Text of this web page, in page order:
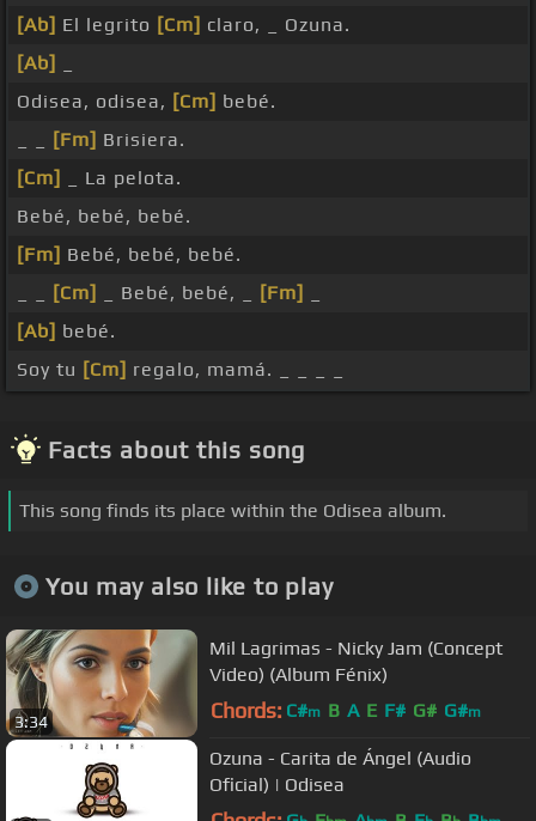
[Ab] El legrito [Cm] claro, _ Ozuna.
[Ab]
Odisea, odisea, [Cm] bebé.
[Fm] Brisiera.
[Cm]
_ La pelota.
Bebé, bebé, bebé.
[Fm] Bebé, bebé, bebé.
[Cm] _ Bebé, bebé, _ [Fm]
[Ab] bebé.
Soy tu [Cm] regalo, mamá. _ _ _ _
Facts about this song
This song finds its place within the Odisea album.
You may also like to play
3:34
Mil Lagrimas - Nicky Jam (Concept
Video) (Album Fénix)
Chords: C#m B A E F# G# G#m
Ozuna - Carita de Ángel (Audio
Oficial) | Odisea